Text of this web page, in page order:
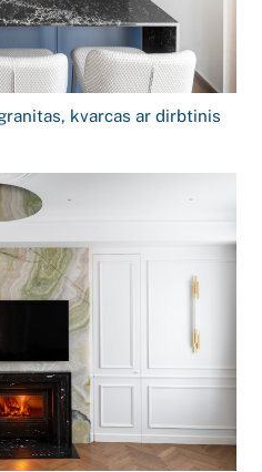
kvarcas ar dirbtinis